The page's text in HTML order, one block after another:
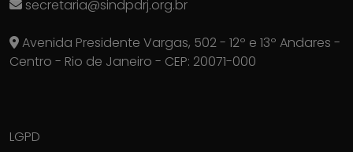
secretaria@sindpdrj.org.br
Avenida Presidente Vargas, 502 - 12º e 13º Andares -
Centro - Rio de Janeiro - CEP: 20071-000
LGPD